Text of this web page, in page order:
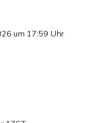
um 17:59 Uhr